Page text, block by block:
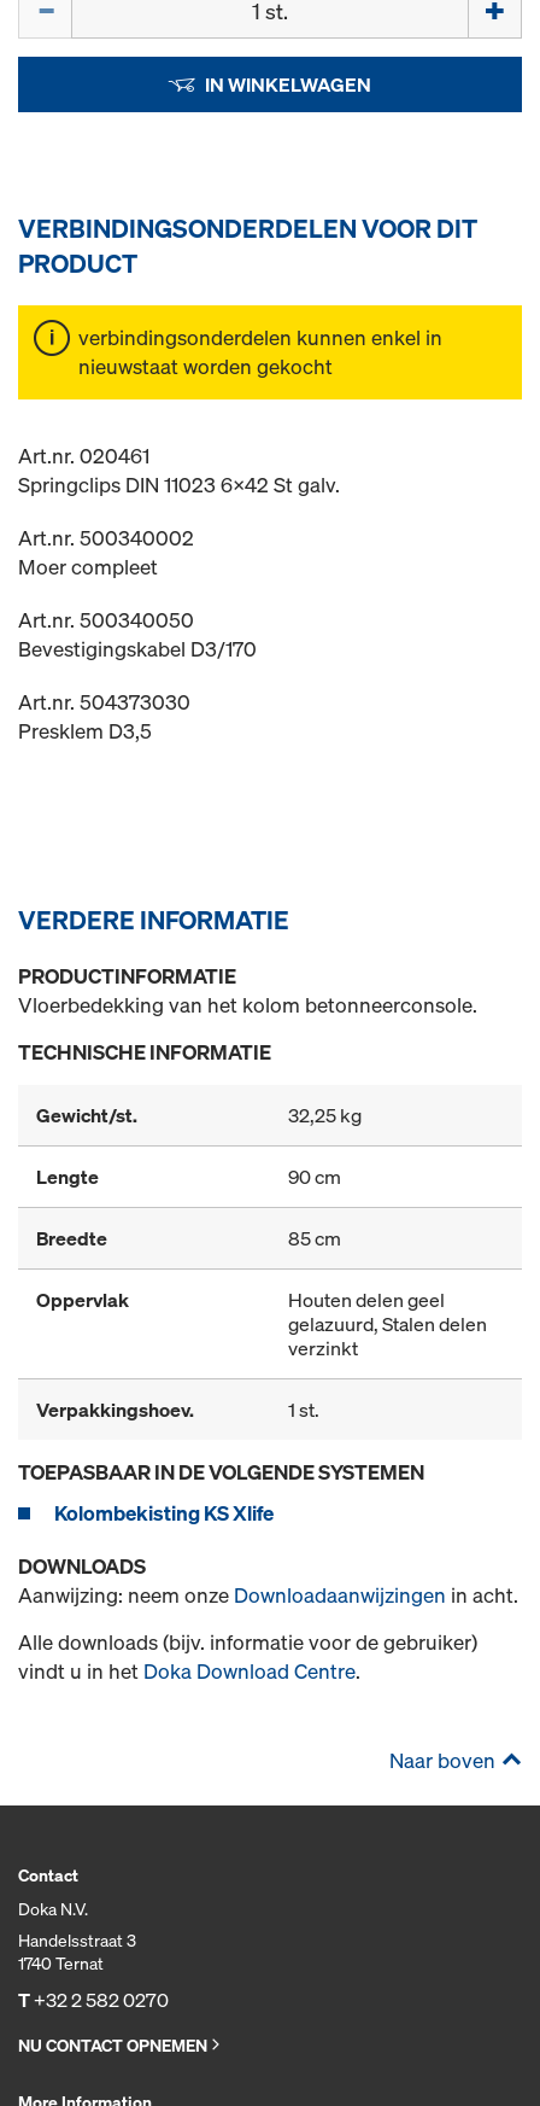
IN WINKELWAGEN
VERBINDINGSONDERDELEN VOOR DIT
PRODUCT
verbindingsonderdelen kunnen enkel in
nieuwstaat worden gekocht
Art.nr. 020461
Springclips DIN 11023 6x42 St galv.
Art.nr. 500340002
Moer compleet
Art.nr. 500340050
Bevestigingskabel D3/170
Art.nr. 504373030
Presklem D3,5
VERDERE INFORMATIE
PRODUCTINFORMATIE
Vloerbedekking van het kolom betonneerconsole.
TECHNISCHE INFORMATIE
Gewicht/st. 32,25 kg
Lengte 90 cm
Breedte 85 cm
Oppervlak
Houten delen geel
gelazuurd, Stalen delen
verzinkt
Verpakkingshoev. 1 st.
TOEPASBAAR IN DE VOLGENDE SYSTEMEN
Kolombekisting KS Xlife
DOWNLOADS
Aanwijzing: neem onze Downloadaanwijzingen in acht.
Alle downloads (bijv. informatie voor de gebruiker)
vindt u in het Doka Download Centre.
Naar boven
Contact
Doka N.V.
Handelsstraat 3
1740 Ternat
T+32 2 582 0270
NU CONTACT OPNEMEN